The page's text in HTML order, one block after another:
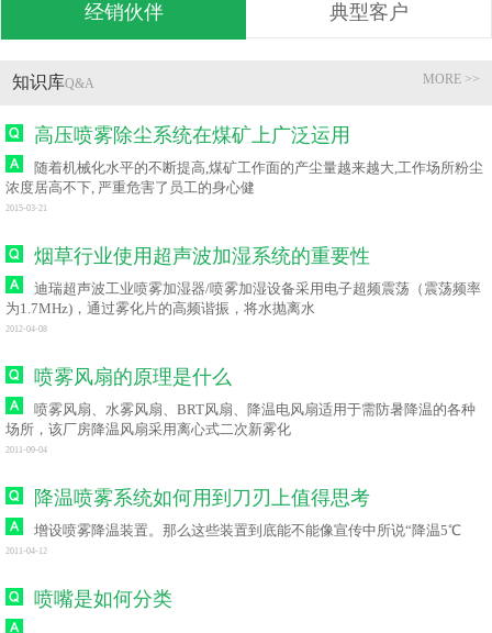
经销伙伴 典型客户
MORE >>
知识库Q&A
高压喷雾除尘系统在煤矿上广泛运用
随着机械化水平的不断提高,煤矿工作面的产尘量越来越大,工作场所粉尘
浓度居高不下, 严重危害了员工的身心健
2015-03-21
烟草行业使用超声波加湿系统的重要性
迪瑞超声波工业喷雾加湿器/喷雾加湿设备采用电子超频震荡（震荡频率
为1.7MHz)，通过雾化片的高频谐振，将水抛离水
2012-04-08
喷雾风扇的原理是什么
喷雾风扇、水雾风扇、BRT风扇、降温电风扇适用于需防暑降温的各种
场所，该厂房降温风扇采用离心式二次新雾化
2011-09-04
降温喷雾系统如何用到刀刃上值得思考
增设喷雾降温装置。那么这些装置到底能不能像宣传中所说“降温5℃
2011-04-12
喷嘴是如何分类